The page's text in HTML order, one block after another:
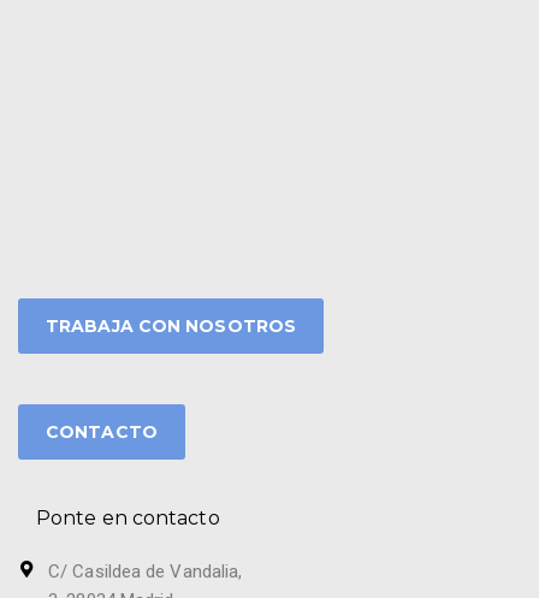
TRABAJA CON NOSOTROS
CONTACTO
Ponte en contacto
C/ Casildea de Vandalia,